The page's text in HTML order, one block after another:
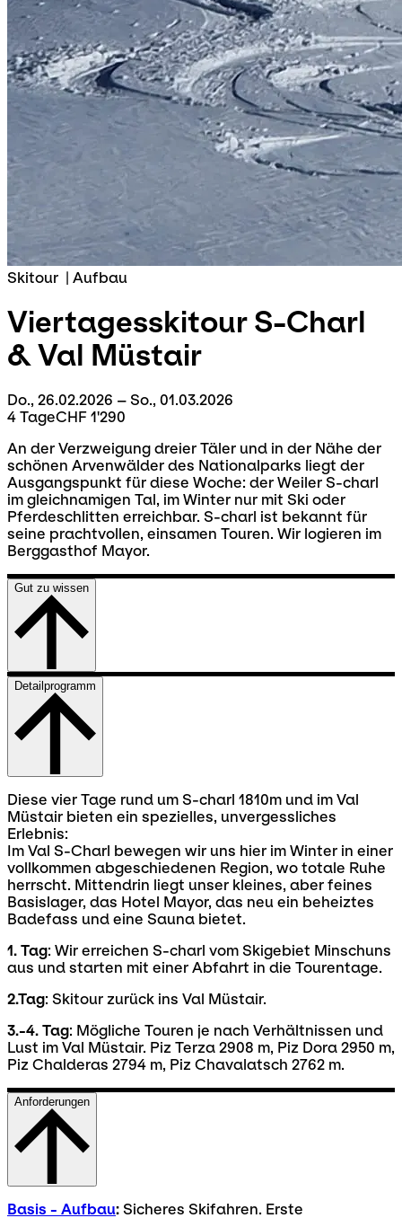
Skitour | Aufbau
Viertagesskitour S-Charl
& Val Müstair
Do., 26.02.2026 – So., 01.03.2026
4 TageCHF 1'290
An der Verzweigung dreier Täler und in der Nähe der
schönen Arvenwälder des Nationalparks liegt der
Ausgangspunkt für diese Woche: der Weiler S-charl
im gleichnamigen Tal, im Winter nur mit Ski oder
Pferdeschlitten erreichbar. S-charl ist bekannt für
seine prachtvollen, einsamen Touren. Wir logieren im
Berggasthof Mayor.
Gut zu wissen
Detailprogramm
Diese vier Tage rund um S-charl 1810m und im Val
Müstair bieten ein spezielles, unvergessliches
Erlebnis:
Im Val S-Charl bewegen wir uns hier im Winter in einer
vollkommen abgeschiedenen Region, wo totale Ruhe
herrscht. Mittendrin liegt unser kleines, aber feines
Basislager, das Hotel Mayor, das neu ein beheiztes
Badefass und eine Sauna bietet.
1. Tag: Wir erreichen S-charl vom Skigebiet Minschuns
aus und starten mit einer Abfahrt in die Tourentage.
2.Tag: Skitour zurück ins Val Müstair.
3.-4. Tag: Mögliche Touren je nach Verhältnissen und
Lust im Val Müstair. Piz Terza 2908 m, Piz Dora 2950 m,
Piz Chalderas 2794 m, Piz Chavalatsch 2762 m.
Anforderungen
Basis - Aufbau: Sicheres Skifahren. Erste